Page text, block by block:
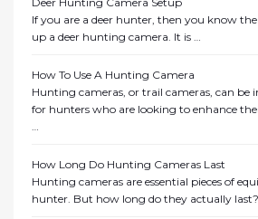
If you are a deer hunter, then you know
up a deer hunting camera. It is …
How To Use A Hunting Camera
Hunting cameras, or trail cameras, can be
for hunters who are looking to enhance
…
How Long Do Hunting Cameras Last
Hunting cameras are essential pieces of
hunter. But how long do they actually